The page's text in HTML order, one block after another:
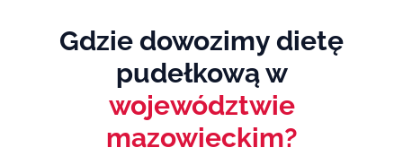
Gdzie dowozimy dietę
pudełkową w
województwie
mazowieckim?